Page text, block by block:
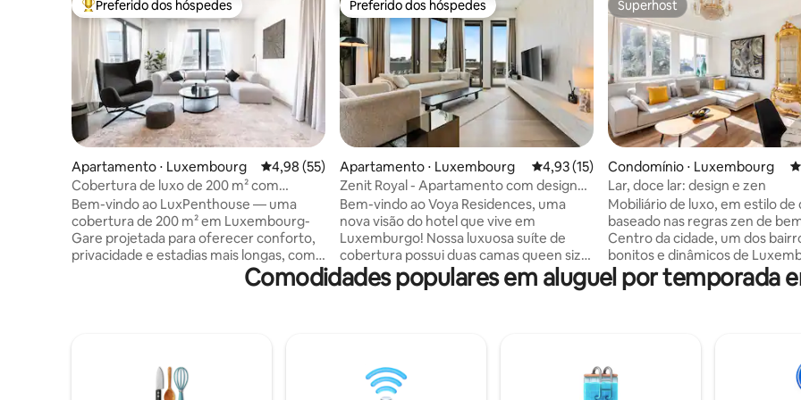
Entre os melhores preferidos dos hóspedes
Preferido dos hóspedes
Apartamento ⋅ Luxembourg 4,98 de uma avaliação média de 5, 55 avaliações
4,98 (55)
Cobertura de luxo de 200 m² com
terraço, academia e estacionamento
Bem-vindo ao LuxPenthouse — uma
cobertura de 200 m² em Luxembourg-
Gare projetada para oferecer conforto,
privacidade e estadias mais longas, com
vistas deslumbrantes do horizonte. Ideal
para viajantes de negócios, colegas,
estadias mais longas: espaço de trabalho,
sala de ginástica privativa,
Preferido dos hóspedes
Preferido dos hóspedes
Apartamento ⋅ Luxembourg 4,93 de uma avaliação média de 5, 15
4,93 (15)
Zenit Royal - Apartamento com design
inteligente, vista para a cidade e
concierge
Bem-vindo ao Voya Residences, uma
nova visão do hotel que vive em
Luxemburgo! Nossa luxuosa suíte de
cobertura possui duas camas queen size,
janelas do chão ao teto com vistas
deslumbrantes da cidade e uma cozinha
15 minutos de carro (ou 25 minutos de
transporte público) do aeroporto e
Superhost
Superhost
Condomínio ⋅ Luxembourg
Lar, doce lar: design e zen
Mobiliário de luxo, em estilo de
baseado nas regras zen de
Centro da cidade, um dos
bonitos e dinâmicos de
praça de Paris. O apartamento está
equipado com todos os
visitar a cidade. A 1 minuto da
central e a 5 minutos a pé do
histórico. Se você está procurando
Comodidades populares em aluguel por temporada